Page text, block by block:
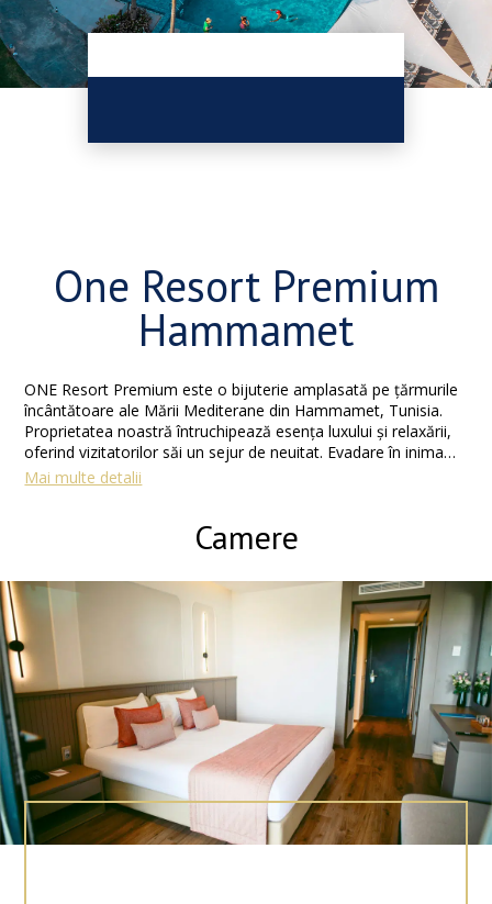
One Resort Premium
Hammamet
ONE Resort Premium este o bijuterie amplasată pe țărmurile
încântătoare ale Mării Mediterane din Hammamet, Tunisia.
Proprietatea noastră întruchipează esența luxului și relaxării,
oferind vizitatorilor săi un sejur de neuitat. Evadare în inima
frumuseții naturale a coastei tunisiene, în centrul turistic,
Carthage se află la 70 km. Terenul de golf este situat la
aproximativ 15 km de hotel. Hotelul este compus din 2 clădiri
cu un și două etaje și are 227 de camere, inclusiv 212 duble și
14 apartamente. Acesta oferă oaspeților săi o grădină de
3.000 de metri pătrați, un hol spațios cu lifturi și o recepție
deschisă 24/24. Ai tot ce ai nevoie pentru a te relaxa și a te
bucura de șederea ta. Trăiește ca niciodată vacanțele tale în
Tunisia.
Mai multe detalii
Camere